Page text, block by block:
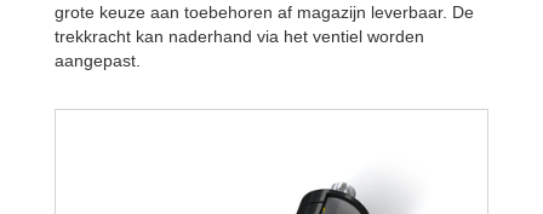
grote keuze aan toebehoren af magazijn leverbaar. De
trekkracht kan naderhand via het ventiel worden
aangepast.